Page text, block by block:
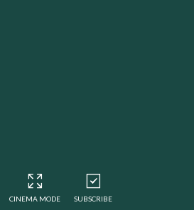
CINEMA MODE SUBSCRIBE